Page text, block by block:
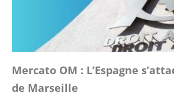
Mercato OM : L’Espagne
de Marseille